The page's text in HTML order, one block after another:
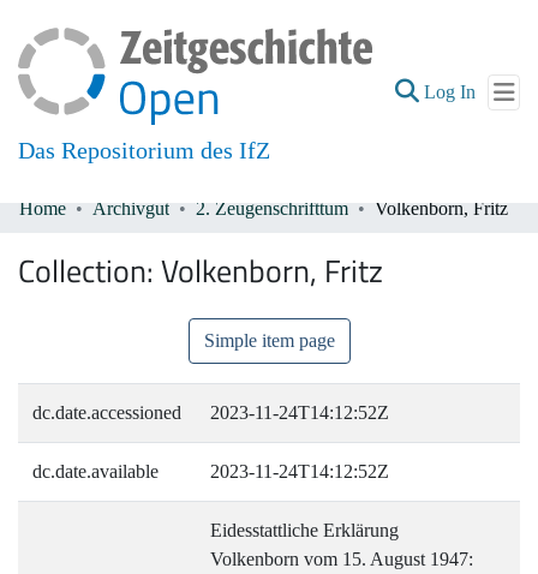
Das Repositorium des IfZ
Log In (current)
All of DSpace
Home Archivgut 2. Zeugenschrifttum Volkenborn, Fritz
Collection: Volkenborn, Fritz
Simple item page
dc.date.accessioned 2023-11-24T14:12:52Z
dc.date.available 2023-11-24T14:12:52Z
Eidesstattliche Erklärung
Volkenborn vom 15. August 1947: